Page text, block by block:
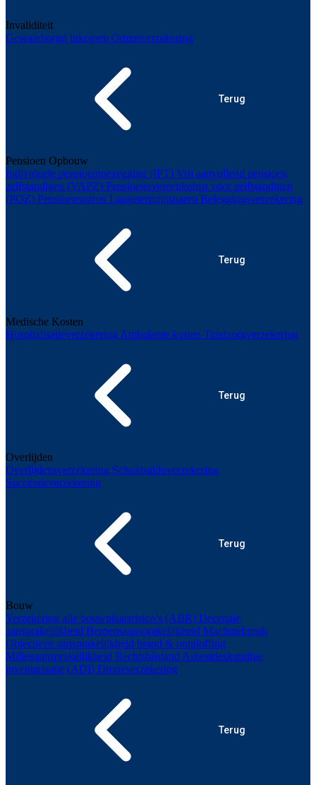
Invaliditeit
Gewaarborgd inkomen Omzetverzekering
Terug
Pensioen Opbouw
Individuele pensioentoezegging (IPT) Vrij aanvullend pensioen
zelfstandigen (VAPZ) Pensioenovereenkomst voor zelfstandigen
(POZ) Pensioensparen Langetermijnsparen Beleggingsverzekering
Terug
Medische Kosten
Hospitalisatieverzekering Ambulante kosten Tandzorgverzekering
Terug
Overlijden
Overlijdensverzekering Schuldsaldoverzekering
Successieverzekering
Terug
Bouw
Verzekering alle bouwplaatsrisico’s (ABR) Decenale
aansprakelijkheid Beroepsaansprakelijkheid Machinebreuk
Objectieve aansprakelijkheid brand & ontploffing
Milieuaansprakelijkheid Rechtsbijstand Asbestdeskundige
inventarisatie (ADI) Droneverzekering
Terug